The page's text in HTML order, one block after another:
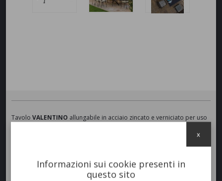
TavoloVALENTINO allungabile in acciaio zincato e verniciato per uso
Informazioni sui cookie presenti in
questo sito
x